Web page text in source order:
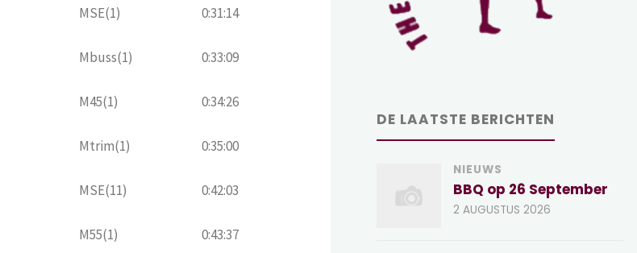
MSE(1) 0:31:14
Mbuss(1) 0:33:09
M45(1) 0:34:26
Mtrim(1) 0:35:00
MSE(11) 0:42:03
M55(1) 0:43:37
DE LAATSTE BERICHTEN
NIEUWS
BBQ op 26 September
2 AUGUSTUS 2026